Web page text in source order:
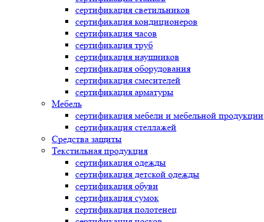
сертификация светильников
сертификация кондиционеров
сертификация часов
сертификация труб
сертификация наушников
сертификация оборудования
сертификация смесителей
сертификация арматуры
Мебель
сертификация мебели и мебельной продукции
сертификация стеллажей
Средства защиты
Текстильная продукция
сертификация одежды
сертификация детской одежды
сертификация обуви
сертификация сумок
сертификация полотенец